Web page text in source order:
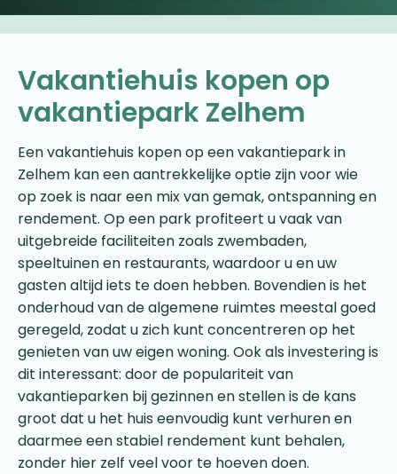
Vakantiehuis kopen op
vakantiepark Zelhem
Een vakantiehuis kopen op een vakantiepark in
Zelhem kan een aantrekkelijke optie zijn voor wie
op zoek is naar een mix van gemak, ontspanning en
rendement. Op een park profiteert u vaak van
uitgebreide faciliteiten zoals zwembaden,
speeltuinen en restaurants, waardoor u en uw
gasten altijd iets te doen hebben. Bovendien is het
onderhoud van de algemene ruimtes meestal goed
geregeld, zodat u zich kunt concentreren op het
genieten van uw eigen woning. Ook als investering is
dit interessant: door de populariteit van
vakantieparken bij gezinnen en stellen is de kans
groot dat u het huis eenvoudig kunt verhuren en
daarmee een stabiel rendement kunt behalen,
zonder hier zelf veel voor te hoeven doen.